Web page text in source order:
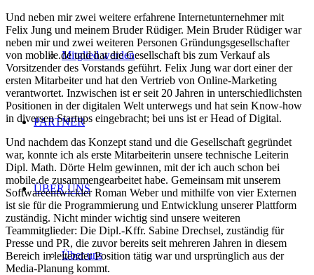
Mitglied werden
PARTNER
ÜBER UNS
Über uns
Und neben mir zwei weitere erfahrene Internetunternehmer mit
Felix Jung und meinem Bruder Rüdiger. Mein Bruder Rüdiger war
neben mir und zwei weiteren Personen Gründungsgesellschafter
von moblile.de und hat die Gesellschaft bis zum Verkauf als
Vorsitzender des Vorstands geführt. Felix Jung war dort einer der
ersten Mitarbeiter und hat den Vertrieb von Online-Marketing
verantwortet. Inzwischen ist er seit 20 Jahren in unterschiedlichsten
Positionen in der digitalen Welt unterwegs und hat sein Know-how
in diversen Startups eingebracht; bei uns ist er Head of Digital.
Und nachdem das Konzept stand und die Gesellschaft gegründet
war, konnte ich als erste Mitarbeiterin unsere technische Leiterin
Dipl. Math. Dörte Helm gewinnen, mit der ich auch schon bei
mobile.de zusammengearbeitet habe. Gemeinsam mit unserem
Softwareentwickler Roman Weber und mithilfe von vier Externen
ist sie für die Programmierung und Entwicklung unserer Plattform
zuständig. Nicht minder wichtig sind unsere weiteren
Teammitglieder: Die Dipl.-Kffr. Sabine Drechsel, zuständig für
Presse und PR, die zuvor bereits seit mehreren Jahren in diesem
Bereich in leitender Position tätig war und ursprünglich aus der
Media-Planung kommt.